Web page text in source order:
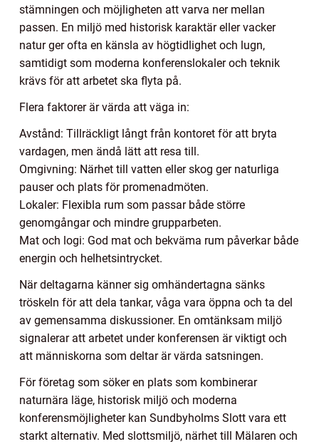
stämningen och möjligheten att varva ner mellan
passen. En miljö med historisk karaktär eller vacker
natur ger ofta en känsla av högtidlighet och lugn,
samtidigt som moderna konferenslokaler och teknik
krävs för att arbetet ska flyta på.
Flera faktorer är värda att väga in:
Avstånd: Tillräckligt långt från kontoret för att bryta
vardagen, men ändå lätt att resa till.
Omgivning: Närhet till vatten eller skog ger naturliga
pauser och plats för promenadmöten.
Lokaler: Flexibla rum som passar både större
genomgångar och mindre grupparbeten.
Mat och logi: God mat och bekväma rum påverkar både
energin och helhetsintrycket.
När deltagarna känner sig omhändertagna sänks
tröskeln för att dela tankar, våga vara öppna och ta del
av gemensamma diskussioner. En omtänksam miljö
signalerar att arbetet under konferensen är viktigt och
att människorna som deltar är värda satsningen.
För företag som söker en plats som kombinerar
naturnära läge, historisk miljö och moderna
konferensmöjligheter kan Sundbyholms Slott vara ett
starkt alternativ. Med slottsmiljö, närhet till Mälaren och